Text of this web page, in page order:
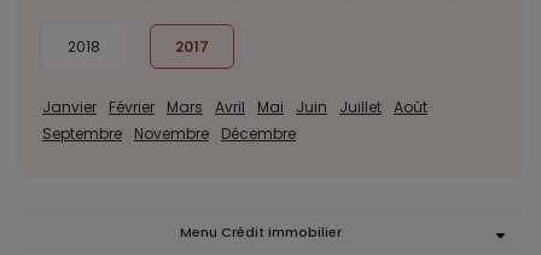
2018 2017
Janvier Février Mars Avril Mai Juin Juillet Août
Septembre
Novembre Décembre
Menu Crédit immobilier